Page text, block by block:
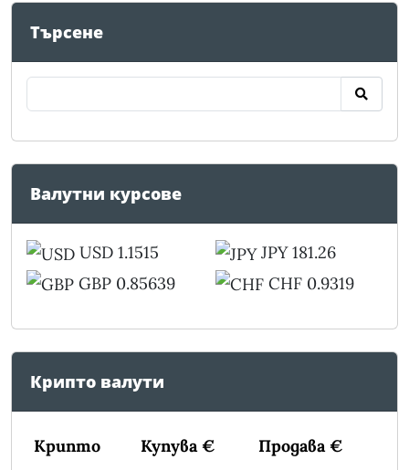
Търсене
Валутни курсове
USD 1.1515
GBP 0.85639
JPY 181.26
CHF 0.9319
Крипто валути
Крипто Купува €
Продава €